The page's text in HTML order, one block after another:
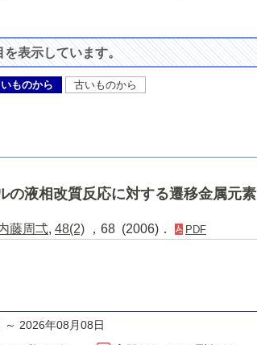
を表示しています。
ものから 古いものから
の液相改質反応に対する遷移金属元素
藤周弌, 48(2) ，68 (2006)． PDF
～ 2026年08月08日